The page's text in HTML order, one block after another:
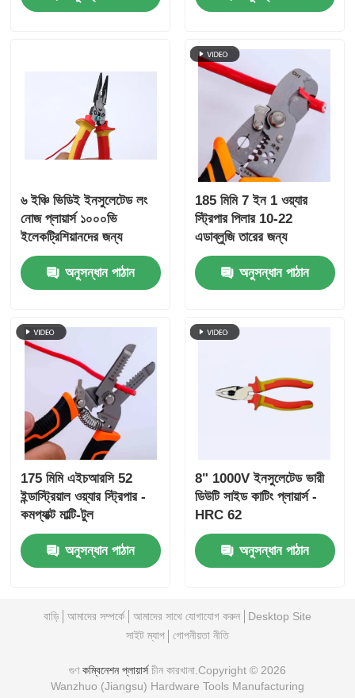
৬ ইঞ্চি ভিডিই ইনসুলেটেড লং
নোজ প্লায়ার্স ১০০০ভি
ইলেকট্রিশিয়ানদের জন্য
অনুসন্ধান পাঠান
185 মিমি 7 ইন 1 ওয়্যার
স্ট্রিপার পিলার 10-22
এডাব্লুজি তারের জন্য
অনুসন্ধান পাঠান
175 মিমি এইচআরসি 52
ইন্ডাস্ট্রিয়াল ওয়্যার স্ট্রিপার -
কমপ্যাক্ট মাল্টি-টুল
অনুসন্ধান পাঠান
8" 1000V ইনসুলেটেড ভারী
ডিউটি সাইড কাটিং প্লায়ার্স -
HRC 62
অনুসন্ধান পাঠান
বাড়ি আমাদের সম্পর্কে আমাদের সাথে যোগাযোগ করুন
Desktop Site
সাইট ম্যাপ
গোপনীয়তা নীতি
গুণকম্বিনেশন প্লায়ার্সচীন কারখানা.Copyright © 2026
Wanzhuo (Jiangsu) Hardware Tools Manufacturing